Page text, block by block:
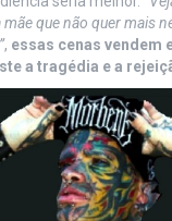
mãe que não quer mais
, essas cenas vendem
a tragédia e a